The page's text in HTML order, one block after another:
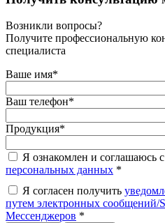
Возникли вопросы?
Получите профессиональную
специалиста
Ваше имя*
Ваш телефон*
Продукция*
Я ознакомлен и соглашаюсь
персональных данных *
Я согласен получить
путем электронных сообщений/
Мессенджеров *